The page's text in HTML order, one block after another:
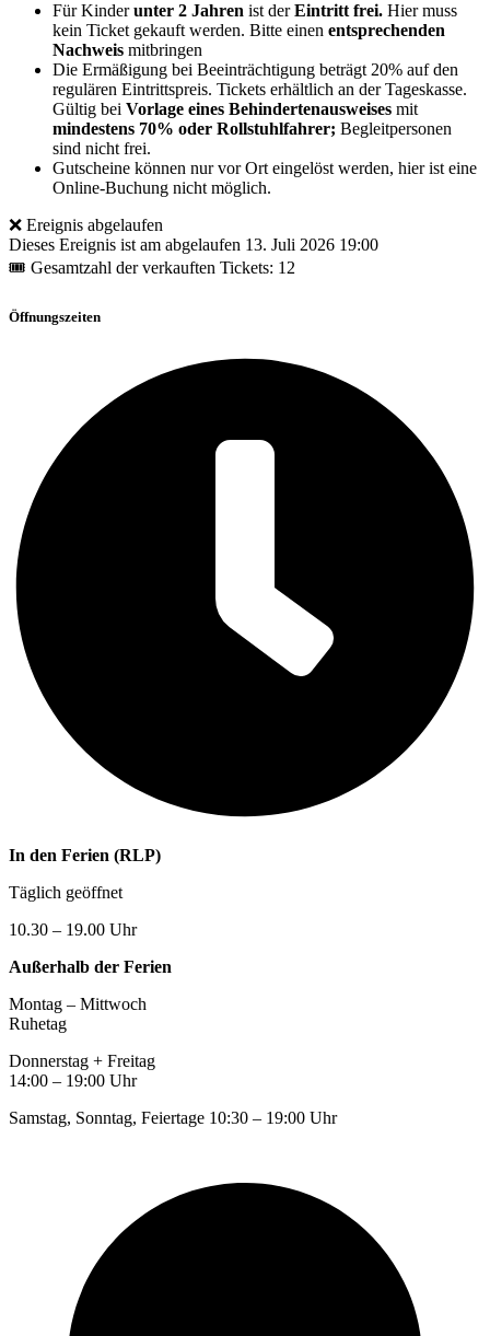
Für Kinderunter 2 Jahren ist derEintritt frei. Hier muss
kein Ticket gekauft werden. Bitte einen entsprechenden
Nachweis mitbringen
Die Ermäßigung bei Beeinträchtigung beträgt 20% auf den
regulären Eintrittspreis. Tickets erhältlich an der Tageskasse.
Gültig bei Vorlage eines Behindertenausweises mit
mindestens 70% oder Rollstuhlfahrer; Begleitpersonen
sind nicht frei.
Gutscheine können nur vor Ort eingelöst werden, hier ist eine
Online-Buchung nicht möglich.
❌ Ereignis abgelaufen
Dieses Ereignis ist am abgelaufen 13. Juli 2026 19:00
🎟 Gesamtzahl der verkauften Tickets: 12
Öffnungszeiten
In den Ferien (RLP)
Täglich geöffnet
10.30 – 19.00 Uhr
Außerhalb der Ferien
Montag – Mittwoch
Ruhetag
Donnerstag + Freitag
14:00 – 19:00 Uhr
Samstag, Sonntag, Feiertage 10:30 – 19:00 Uhr